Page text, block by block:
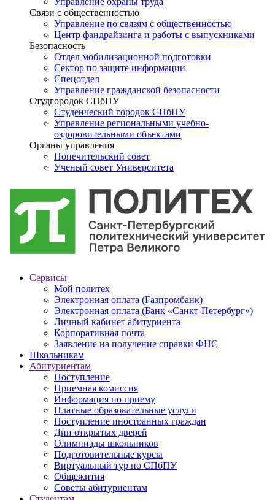
Связи с общественностью
Управление по связям с общественностью
Центр фандрайзинга и работы с выпускниками
Безопасность
Отдел мобилизационной подготовки
Сектор по защите информации
Спецотдел
Управление гражданской безопасности
Студгородок СПбПУ
Студенческий городок СПбПУ
Управление региональными учебно-
оздоровительными объектами
Органы управления
Попечительский совет
Ученый совет Университета
Сервисы
Мой политех
Электронная оплата (Газпромбанк)
Электронная оплата (Банк «Санкт-Петербург»)
Личный кабинет абитуриента
Корпоративная почта
Заявление на получение справки ФНС
Школьникам
Абитуриентам
Поступление
Приемная комиссия
Информация по приему
Платные образовательные услуги
Поступление иностранных граждан
Дни открытых дверей
Олимпиады школьников
Подготовительные курсы
Виртуальный тур по СПбПУ
Общежития
Советы абитуриентам